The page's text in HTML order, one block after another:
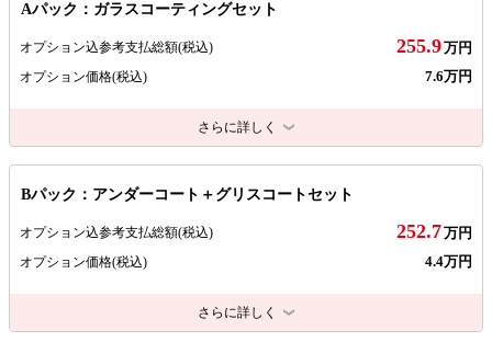
Aパック：ガラスコーティングセット
オプション込参考支払総額(税込) 255.9万円
オプション価格(税込) 7.6万円
さらに詳しく
Bパック：アンダーコート＋グリスコートセット
オプション込参考支払総額(税込) 252.7万円
オプション価格(税込) 4.4万円
さらに詳しく